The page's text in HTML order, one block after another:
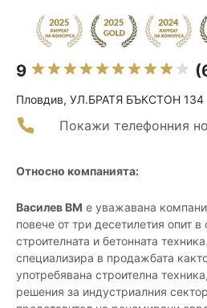
9
Пловдив, УЛ.БРАТЯ БЪКСТОН 134
Покажи телефонния
Относно компанията:
Василев ВМ е уважавана
повече от три десетилетия опит в
строителната и бетонната
специализира в продажбата
употребявана строителна
решения за индустриалния